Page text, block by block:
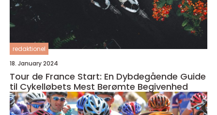
redaktionel
18. January 2024
Tour de France Start: En Dybdegående Guide
til Cykelløbets Mest Berømte Begivenhed